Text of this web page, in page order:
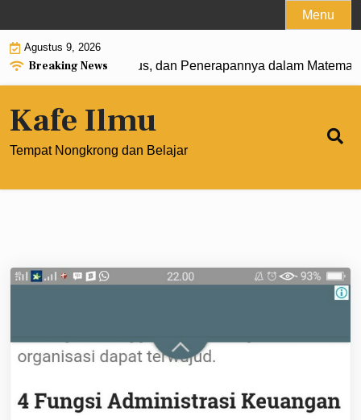
to
content
Menu
Agustus 9, 2026
Breaking News
Pengertian, Rumus, dan Penerapannya dalam Matematika
Kafe Ilmu
Tempat Nongkrong dan Belajar